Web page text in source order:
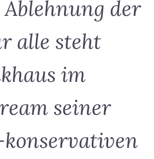
der
alle steht
im
seiner